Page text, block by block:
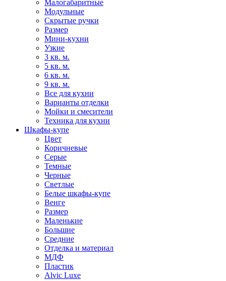
Малогабаритные
Модульные
Скрытые ручки
Размер
Мини-кухни
Узкие
3 кв. м.
5 кв. м.
6 кв. м.
9 кв. м.
Все для кухни
Варианты отделки
Мойки и смесители
Техника для кухни
Шкафы-купе
Цвет
Коричневые
Серые
Темные
Черные
Светлые
Белые шкафы-купе
Венге
Размер
Маленькие
Большие
Средние
Отделка и материал
МДФ
Пластик
Alvic Luxe